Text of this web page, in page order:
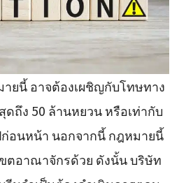
ยนี้ อาจต้องเผชิญกับโทษทาง
ถึง 50 ล้านหยวน หรือเท่ากับ
อนหน้า นอกจากนี้ กฎหมายนี้
ตอาณาจักรด้วย ดังนั้น บริษัท